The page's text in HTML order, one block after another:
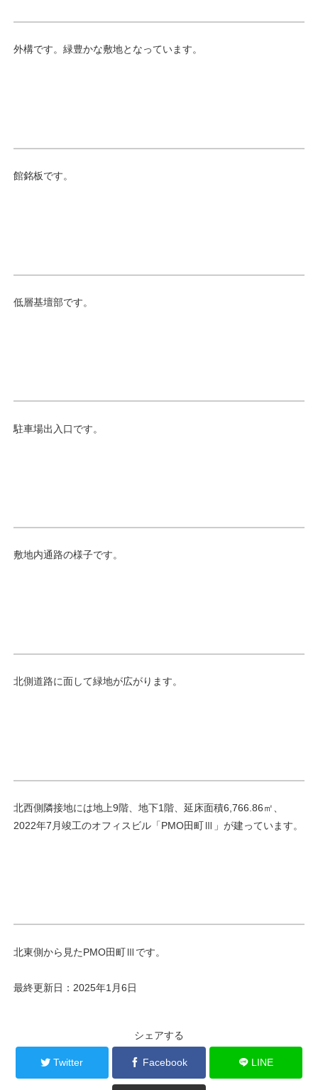
外構です。緑豊かな敷地となっています。
館銘板です。
低層基壇部です。
駐車場出入口です。
敷地内通路の様子です。
北側道路に面して緑地が広がります。
北西側隣接地には地上9階、地下1階、延床面積6,766.86㎡、
2022年7月竣工のオフィスビル「PMO田町Ⅲ」が建っています。
北東側から見たPMO田町Ⅲです。
最終更新日：2025年1月6日
シェアする
Twitter Facebook LINE